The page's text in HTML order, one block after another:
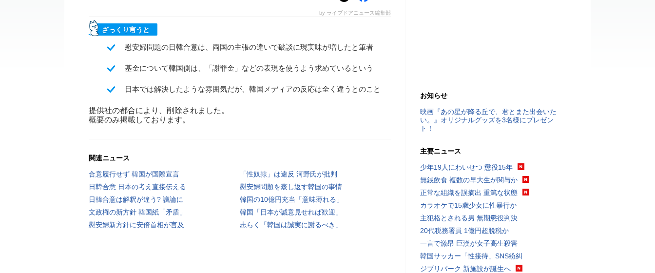
by ライブドアニュース編集部
ざっくり言うと
慰安婦問題の日韓合意は、両国の主張の違いで破談に現実味が増したと筆者
基金について韓国側は、「謝罪金」などの表現を使うよう求めているという
日本では解決したような雰囲気だが、韓国メディアの反応は全く違うとのこと
提供社の都合により、削除されました。
概要のみ掲載しております。
関連ニュース
合意履行せず 韓国が国際宣言
「性奴隷」は違反 河野氏が批判
日韓合意 日本の考え直接伝える
慰安婦問題を蒸し返す韓国の事情
日韓合意は解釈が違う? 議論に
韓国の10億円充当「意味薄れる」
文政権の新方針 韓国紙「矛盾」
韓国「日本が誠意見せれば歓迎」
慰安婦新方針に安倍首相が言及
志らく「韓国は誠実に謝るべき」
お知らせ
映画『あの星が降る丘で、君とまた出会いた
い。』オリジナルグッズを3名様にプレゼン
ト！
主要ニュース
少年19人にわいせつ 懲役15年
無銭飲食 複数の早大生が関与か
正常な組織を誤摘出 重篤な状態
カラオケで15歳少女に性暴行か
主犯格とされる男 無期懲役判決
20代税務署員 1億円超脱税か
一言で激昂 巨漢が女子高生殺害
韓国サッカー「性接待」SNS紛糾
ジブリパーク 新施設が誕生へ